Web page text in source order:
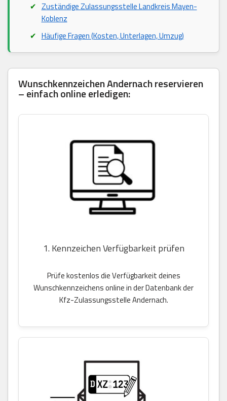
Zuständige Zulassungsstelle Landkreis Mayen-
Koblenz
Häufige Fragen (Kosten, Unterlagen, Umzug)
Wunschkennzeichen Andernach reservieren
– einfach online erledigen:
1. Kennzeichen Verfügbarkeit prüfen
Prüfe kostenlos die Verfügbarkeit deines
Wunschkennzeichens online in der Datenbank der
Kfz-Zulassungsstelle Andernach.